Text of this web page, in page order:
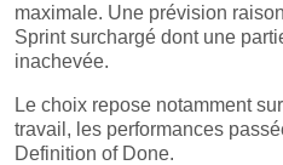
maximale. Une prévision
Sprint surchargé dont une
inachevée.
Le choix repose notamment
travail, les performances
Definition of Done.